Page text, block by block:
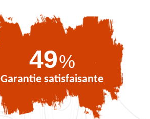
68%
Garantie satisfaisante